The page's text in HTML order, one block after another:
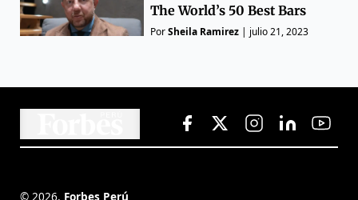
The World’s 50 Best Bars
PorSheila Ramirez | julio 21, 2023
© 2026, Forbes Perú